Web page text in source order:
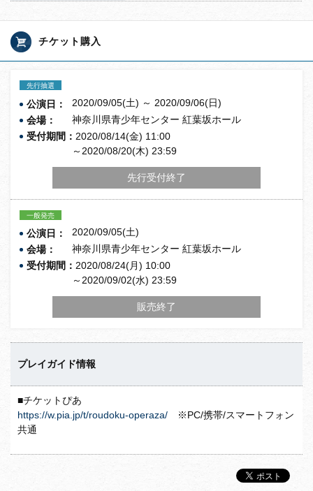
チケット購入
先行抽選
公演日：
2020/09/05(土) ～ 2020/09/06(日)
会場：
神奈川県青少年センター 紅葉坂ホール
受付期間： 2020/08/14(金) 11:00
～2020/08/20(木) 23:59
先行受付終了
一般発売
公演日：
2020/09/05(土)
会場：
神奈川県青少年センター 紅葉坂ホール
受付期間： 2020/08/24(月) 10:00
～2020/09/02(水) 23:59
販売終了
プレイガイド情報
■チケットぴあ
https://w.pia.jp/t/roudoku-operaza/ ※PC/携帯/スマートフォン
共通